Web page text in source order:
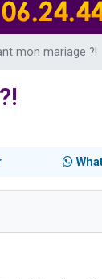
sur WhatsApp
mon mariage ?!